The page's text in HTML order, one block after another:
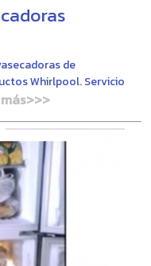
de
Whirlpool. Servicio